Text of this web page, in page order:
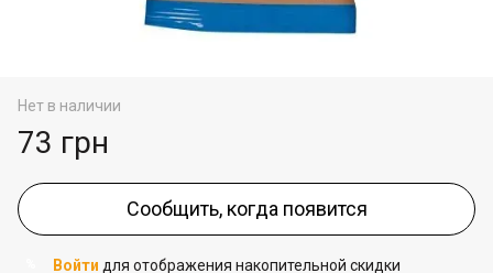
Нет в наличии
73 грн
Сообщить, когда появится
Войти для отображения накопительной скидки